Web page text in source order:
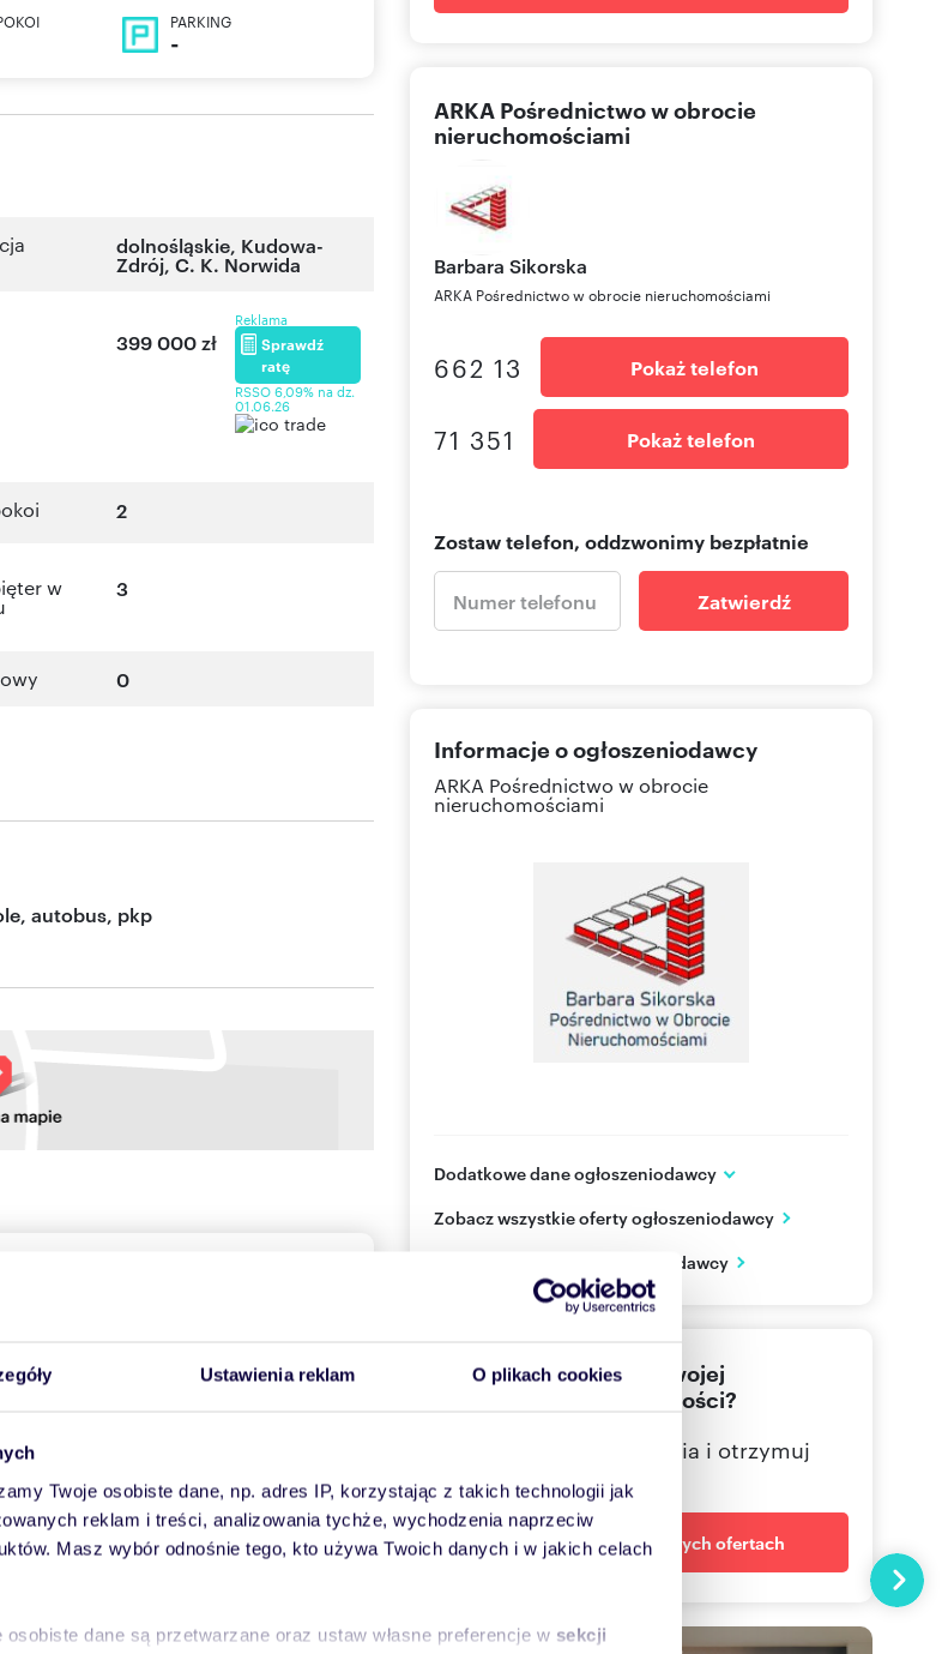
Ustawienia reklam O plikach cookies
Twoje osobiste dane, np. adres IP, korzystając z takich technologii jak
reklam i treści, analizowania tychże, wychodzenia naprzeciw
Masz wybór odnośnie tego, kto używa Twoich danych i w jakich celach
dane są przetwarzane oraz ustaw własne preferencje w sekcji
PARKING
-
dolnośląskie, Kudowa-
Zdrój,C. K. Norwida
399 000 zł
Reklama
Sprawdź
ratę
RSSO 6,09% na dz.
01.06.26
2
w 3
0
autobus, pkp
centrum miasta przy ul Norwida w
kuchnia oddzielna z meblami na
bardzo ciepłe,usytuowane na 3
dobrym stanie, kafle w kuchni i w
dla bloku usytuowany w kotłowni
tygodniu. Mili spokojni sąsiedzi. Bardzo
ARKA Pośrednictwo w obrocie
nieruchomościami
Barbara Sikorska
ARKA Pośrednictwo w obrocie nieruchomościami
662 13 Pokaż telefon
71 351 Pokaż telefon
Zostaw telefon, oddzwonimy bezpłatnie
Zatwierdź
Informacje o ogłoszeniodawcy
ARKA Pośrednictwo w obrocie
nieruchomościami
Dodatkowe dane ogłoszeniodawcy
Wrocław
Pokaż telefon
71 351 Pokaż telefon
Zobacz wszystkie oferty ogłoszeniodawcy
Zobacz wizytówkę ogłoszeniodawcy
Nie znalazłeś jeszcze swojej
wymarzonej nieruchomości?
Określ swoje oczekiwania i otrzymuj
Powiadom o nowych ofertach